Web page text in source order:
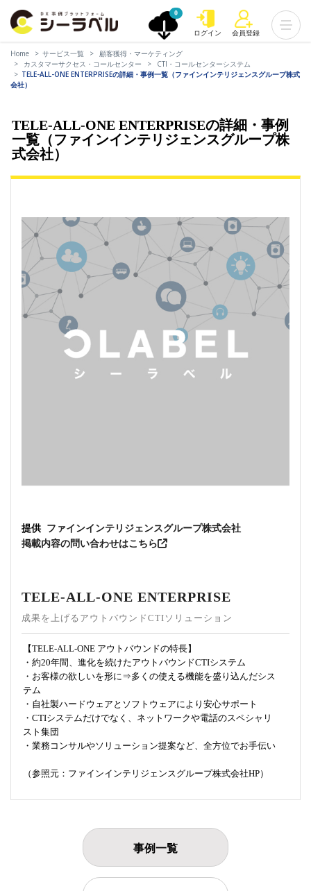
0
ログイン 会員登録
Home サービス一覧
顧客獲得・マーケティング
カスタマーサクセス・コールセンター
CTI・コールセンターシステム
TELE-ALL-ONE ENTERPRISEの詳細・事例一覧（ファインインテリジェンスグループ株式
会社）
TELE-ALL-ONE ENTERPRISEの詳細・事例
一覧（ファインインテリジェンスグループ株
式会社）
提供 ファインインテリジェンスグループ株式会社
掲載内容の問い合わせはこちら
TELE-ALL-ONE ENTERPRISE
成果を上げるアウトバウンドCTIソリューション
【TELE-ALL-ONE アウトバウンドの特長】
・約20年間、進化を続けたアウトバウンドCTIシステム
・お客様の欲しいを形に⇒多くの使える機能を盛り込んだシス
テム
・自社製ハードウェアとソフトウェアにより安心サポート
・CTIシステムだけでなく、ネットワークや電話のスペシャリ
スト集団
・業務コンサルやソリューション提案など、全方位でお手伝い
（参照元：ファインインテリジェンスグループ株式会社HP）
事例一覧